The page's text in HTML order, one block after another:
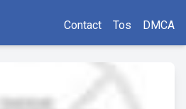
Contact Tos DMCA